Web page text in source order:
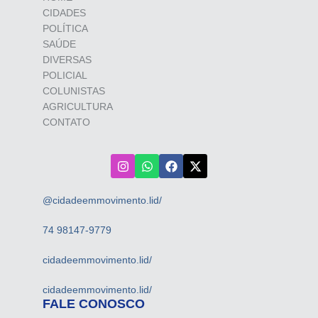
CIDADES
POLÍTICA
SAÚDE
DIVERSAS
POLICIAL
COLUNISTAS
AGRICULTURA
CONTATO
@cidadeemmovimento.lid/
74 98147-9779
cidadeemmovimento.lid/
cidadeemmovimento.lid/
FALE CONOSCO